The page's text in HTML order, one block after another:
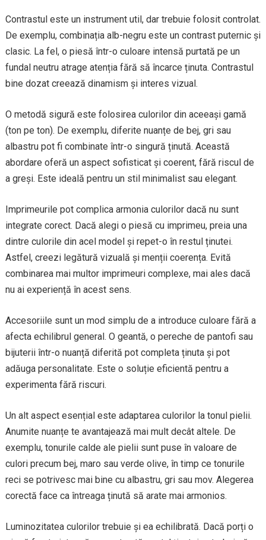
Contrastul este un instrument util, dar trebuie folosit controlat.
De exemplu, combinația alb-negru este un contrast puternic și
clasic. La fel, o piesă într-o culoare intensă purtată pe un
fundal neutru atrage atenția fără să încarce ținuta. Contrastul
bine dozat creează dinamism și interes vizual.
O metodă sigură este folosirea culorilor din aceeași gamă
(ton pe ton). De exemplu, diferite nuanțe de bej, gri sau
albastru pot fi combinate într-o singură ținută. Această
abordare oferă un aspect sofisticat și coerent, fără riscul de
a greși. Este ideală pentru un stil minimalist sau elegant.
Imprimeurile pot complica armonia culorilor dacă nu sunt
integrate corect. Dacă alegi o piesă cu imprimeu, preia una
dintre culorile din acel model și repet-o în restul ținutei.
Astfel, creezi legătură vizuală și menții coerența. Evită
combinarea mai multor imprimeuri complexe, mai ales dacă
nu ai experiență în acest sens.
Accesoriile sunt un mod simplu de a introduce culoare fără a
afecta echilibrul general. O geantă, o pereche de pantofi sau
bijuterii într-o nuanță diferită pot completa ținuta și pot
adăuga personalitate. Este o soluție eficientă pentru a
experimenta fără riscuri.
Un alt aspect esențial este adaptarea culorilor la tonul pielii.
Anumite nuanțe te avantajează mai mult decât altele. De
exemplu, tonurile calde ale pielii sunt puse în valoare de
culori precum bej, maro sau verde olive, în timp ce tonurile
reci se potrivesc mai bine cu albastru, gri sau mov. Alegerea
corectă face ca întreaga ținută să arate mai armonios.
Luminozitatea culorilor trebuie și ea echilibrată. Dacă porți o